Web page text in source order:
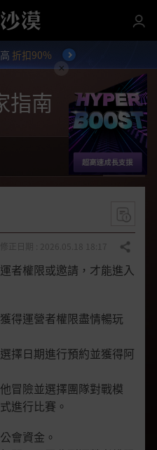
折扣90%
指南
分享
者權限或邀請，才能進入
得運營者權限盡情暢玩
擇日期進行預約並獲得阿
冒險並選擇團隊對戰模
進行比賽。
會資金。